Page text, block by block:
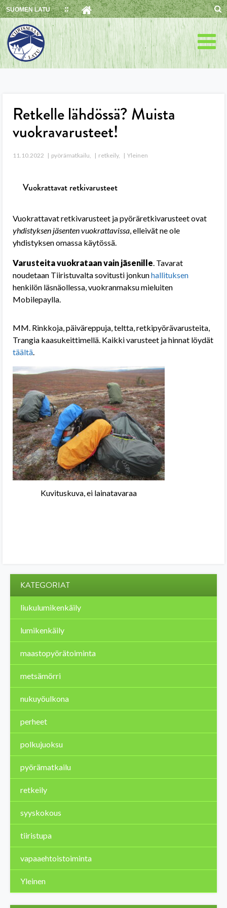
Skip
to
content
SUOMEN LATU
Retkelle lähdössä? Muista
vuokravarusteet!
11.10.2022 pyörämatkailu, retkeily, Yleinen
Vuokrattavat retkivarusteet
Vuokrattavat retkivarusteet ja pyöräretkivarusteet ovat
yhdistyksen jäsenten vuokrattavissa, elleivät ne ole
yhdistyksen omassa käytössä.
Varusteita vuokrataan vain jäsenille. Tavarat
noudetaan Tiiristuvalta sovitusti jonkunhallituksen
henkilön läsnäollessa, vuokranmaksu mieluiten
Mobilepaylla.
MM. Rinkkoja, päiväreppuja, teltta, retkipyörävarusteita,
Trangia kaasukeittimellä. Kaikki varusteet ja hinnat löydät
täältä.
Kuvituskuva, ei lainatavaraa
KATEGORIAT
liukulumikenkäily
lumikenkäily
maastopyörätoiminta
metsämörri
nukuyöulkona
perheet
polkujuoksu
pyörämatkailu
retkeily
syyskokous
tiiristupa
vapaaehtoistoiminta
Yleinen